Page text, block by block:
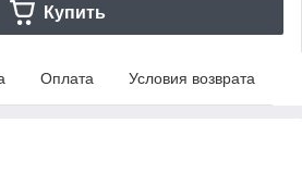
Купить
Оплата Условия возврата